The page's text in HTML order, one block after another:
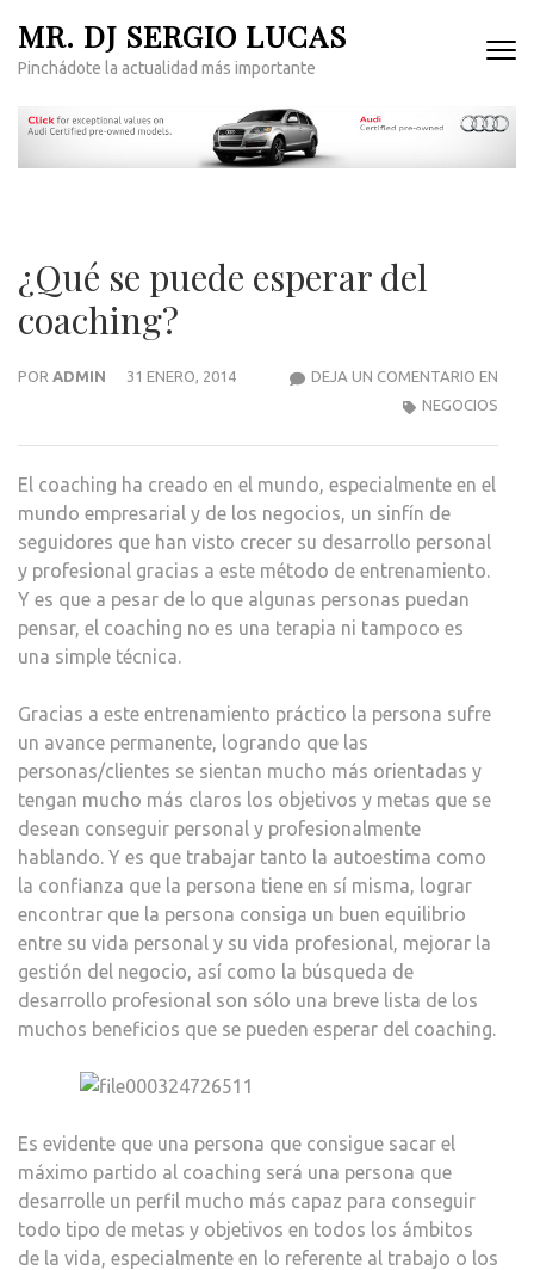
contenido
MR. DJ SERGIO LUCAS
Pinchádote la actualidad más importante
¿Qué se puede esperar del
coaching?
POR ADMIN 31 ENERO, 2014 DEJA UN COMENTARIO EN
NEGOCIOS
El coaching ha creado en el mundo, especialmente en el
mundo empresarial y de los negocios, un sinfín de
seguidores que han visto crecer su desarrollo personal
y profesional gracias a este método de entrenamiento.
Y es que a pesar de lo que algunas personas puedan
pensar, el coaching no es una terapia ni tampoco es
una simple técnica.
Gracias a este entrenamiento práctico la persona sufre
un avance permanente, logrando que las
personas/clientes se sientan mucho más orientadas y
tengan mucho más claros los objetivos y metas que se
desean conseguir personal y profesionalmente
hablando. Y es que trabajar tanto la autoestima como
la confianza que la persona tiene en sí misma, lograr
encontrar que la persona consiga un buen equilibrio
entre su vida personal y su vida profesional, mejorar la
gestión del negocio, así como la búsqueda de
desarrollo profesional son sólo una breve lista de los
muchos beneficios que se pueden esperar del coaching.
Es evidente que una persona que consigue sacar el
máximo partido al coaching será una persona que
desarrolle un perfil mucho más capaz para conseguir
todo tipo de metas y objetivos en todos los ámbitos
de la vida, especialmente en lo referente al trabajo o los